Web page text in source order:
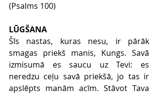
(Psalms 100)
LŪGŠANA
Šīs nastas, kuras nesu, ir pārāk
smagas priekš manis, Kungs. Savā
izmisumā es saucu uz Tevi: es
neredzu ceļu savā priekšā, jo tas ir
apslēpts manām acīm. Stāvot Tava